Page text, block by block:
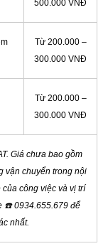
500.000 VNĐ
Từ 200.000 –
300.000 VNĐ
Từ 200.000 –
300.000 VNĐ
Giá chưa bao gồm
vận chuyển trong nội
công việc và vị trí
☎️0934.655.679 để
nhất.